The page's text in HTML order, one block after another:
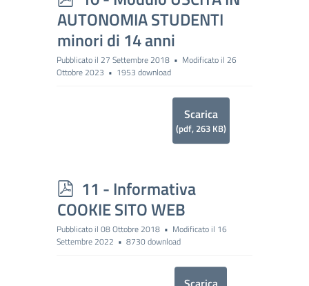
d
f
AUTONOMIA STUDENTI
minori di 14 anni
Pubblicato il 27 Settembre 2018
Modificato il 26
Ottobre 2023
1953 download
Scarica
(pdf, 263 KB)
p
d
f
11 - Informativa
COOKIE SITO WEB
Pubblicato il 08 Ottobre 2018
Modificato il 16
Settembre 2022
8730 download